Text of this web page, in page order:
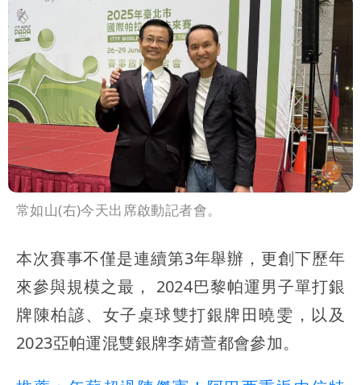
常如山(右)今天出席啟動記者會。
本次賽事不僅是連續第3年舉辦，更創下歷年
來參與規模之最， 2024巴黎帕運男子單打銀
牌陳柏諺、女子桌球雙打銀牌田曉雯，以及
2023亞帕運混雙銀牌李婧萱都會參加。